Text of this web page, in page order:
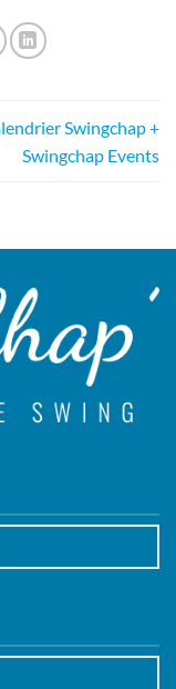
Swingchap +
Swingchap Events